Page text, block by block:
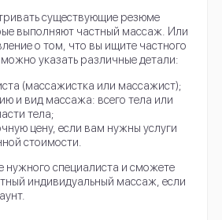
существующие резюме
выполняют частный массаж. Или
о том, что вы ищите частного
указать различные детали:
(массажистка или массажист);
и вид массажа: всего тела или
тела;
цену, если вам нужны услуги
стоимости.
нужного специалиста и сможете
индивидуальный массаж, если